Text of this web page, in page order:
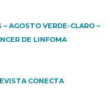
– AGOSTO VERDE-CLARO –
DE LINFOMA
CONECTA